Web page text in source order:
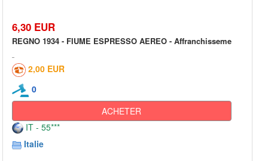
6,30 EUR
REGNO 1934 - FIUME ESPRESSO AEREO - Affranchisseme
2,00 EUR
0
ACHETER
IT - 55***
Italie